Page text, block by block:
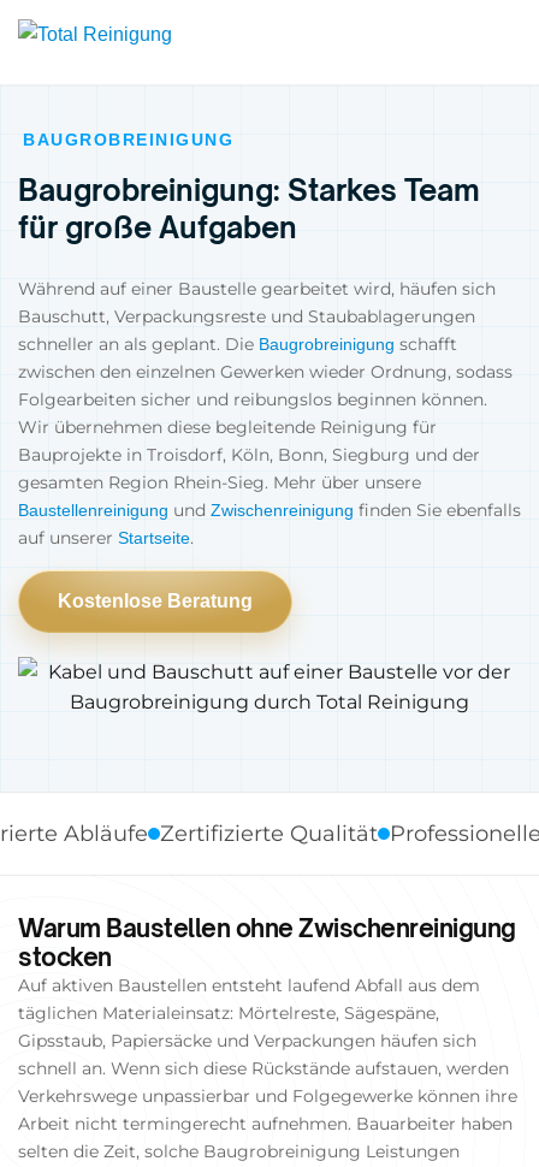
BAUGROBREINIGUNG
Baugrobreinigung: Starkes Team
für große Aufgaben
Während auf einer Baustelle gearbeitet wird, häufen sich
Bauschutt, Verpackungsreste und Staubablagerungen
schneller an als geplant. Die Baugrobreinigung schafft
zwischen den einzelnen Gewerken wieder Ordnung, sodass
Folgearbeiten sicher und reibungslos beginnen können.
Wir übernehmen diese begleitende Reinigung für
Bauprojekte in Troisdorf, Köln, Bonn, Siegburg und der
gesamten Region Rhein-Sieg. Mehr über unsere
Baustellenreinigung und Zwischenreinigung finden Sie ebenfalls
auf unserer Startseite.
Kostenlose Beratung
Zertifizierte Qualität Professionelle
Warum Baustellen ohne Zwischenreinigung
stocken
Auf aktiven Baustellen entsteht laufend Abfall aus dem
täglichen Materialeinsatz: Mörtelreste, Sägespäne,
Gipsstaub, Papiersäcke und Verpackungen häufen sich
schnell an. Wenn sich diese Rückstände aufstauen, werden
Verkehrswege unpassierbar und Folgegewerke können ihre
Arbeit nicht termingerecht aufnehmen. Bauarbeiter haben
selten die Zeit, solche Baugrobreinigung Leistungen